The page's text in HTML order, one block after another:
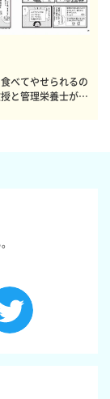
べてやせられるの
と管理栄養士が出